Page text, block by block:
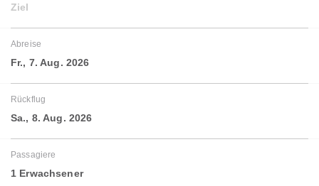
Ziel
Abreise
Fr., 7. Aug. 2026
Rückflug
Sa., 8. Aug. 2026
Passagiere
1 Erwachsener